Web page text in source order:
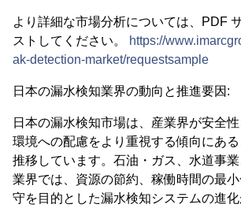
より詳細な市場分析については、PDF
ストしてください。
https://
ak-detection-market/requestsample
日本の漏水検知業界の動向と推進要因:
日本の漏水検知市場は、産業界が安全
環境への配慮をより重視する傾向にあ
推移しています。石油・ガス、水道事
業界では、資源の節約、稼働時間の最
守を目的とした漏水検知システムの進